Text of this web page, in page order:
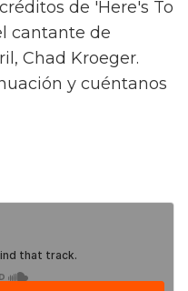
de 'Here's To
cantante de
Chad Kroeger.
y cuéntanos